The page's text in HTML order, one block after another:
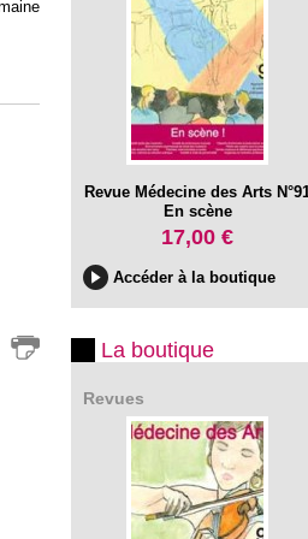
Revue Médecine des Arts
En scène
17,00 €
Accéder à la boutique
La boutique
Revues